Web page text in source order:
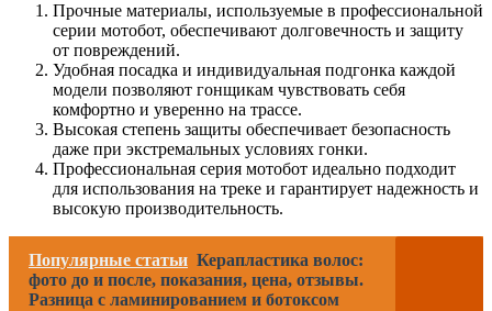
Прочные материалы, используемые в профессиональной
серии мотобот, обеспечивают долговечность и защиту
от повреждений.
Удобная посадка и индивидуальная подгонка каждой
модели позволяют гонщикам чувствовать себя
комфортно и уверенно на трассе.
Высокая степень защиты обеспечивает безопасность
даже при экстремальных условиях гонки.
Профессиональная серия мотобот идеально подходит
для использования на треке и гарантирует надежность и
высокую производительность.
Популярные статьи Керапластика волос:
фото до и после, показания, цена, отзывы.
Разница с ламинированием и ботоксом